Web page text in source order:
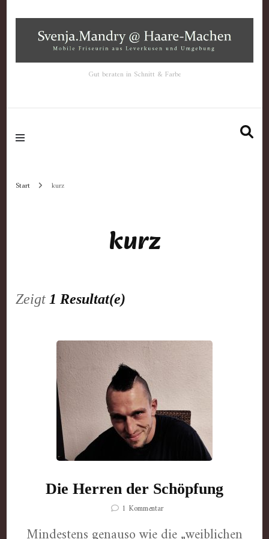
Gut beraten in Schnitt & Farbe
Start kurz
kurz
Zeigt 1 Resultat(e)
Die Herren der Schöpfung
1 Kommentarzu
Herren